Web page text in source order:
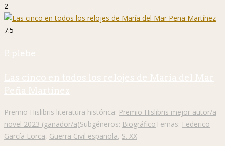
2
7.5
P. plebe
Las cinco en todos los relojes de María del Mar
Peña Martínez
Premio Hislibris literatura histórica: Premio Hislibris mejor autor/a
novel 2023 (ganador/a)Subgéneros: BiográficoTemas: Federico
García Lorca, Guerra Civil española, S. XX